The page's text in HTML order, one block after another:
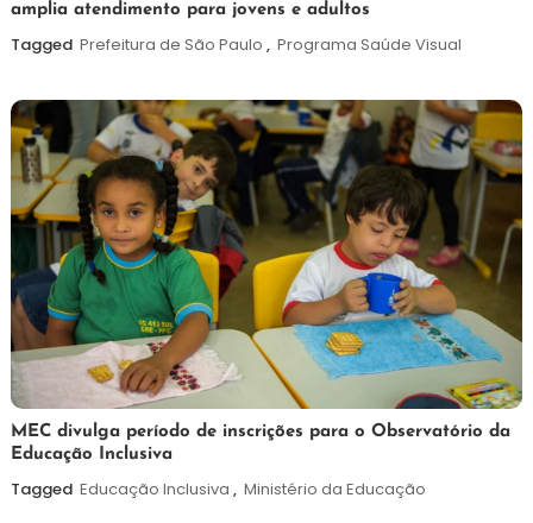
de
agosto
amplia atendimento para jovens e adultos
Tagged Prefeitura de São Paulo , Programa Saúde Visual
7
de
agosto
Maurilio
MEC divulga período de inscrições para o Observatório da
Educação Inclusiva
Tagged Educação Inclusiva , Ministério da Educação